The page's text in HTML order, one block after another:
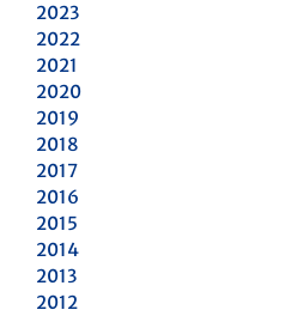
2023
2022
2021
2020
2019
2018
2017
2016
2015
2014
2013
2012